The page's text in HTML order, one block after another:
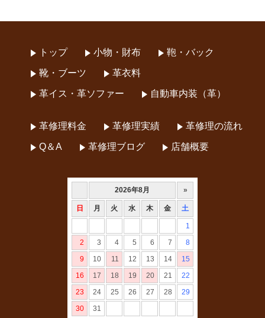
トップ 小物・財布 鞄・バック
靴・ブーツ 革衣料
革イス・革ソファー 自動車内装（革）
革修理料金 革修理実績 革修理の流れ
Q＆A 革修理ブログ 店舗概要